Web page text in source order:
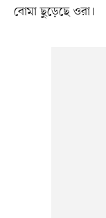
বোমা ছুড়েছে ওরা।